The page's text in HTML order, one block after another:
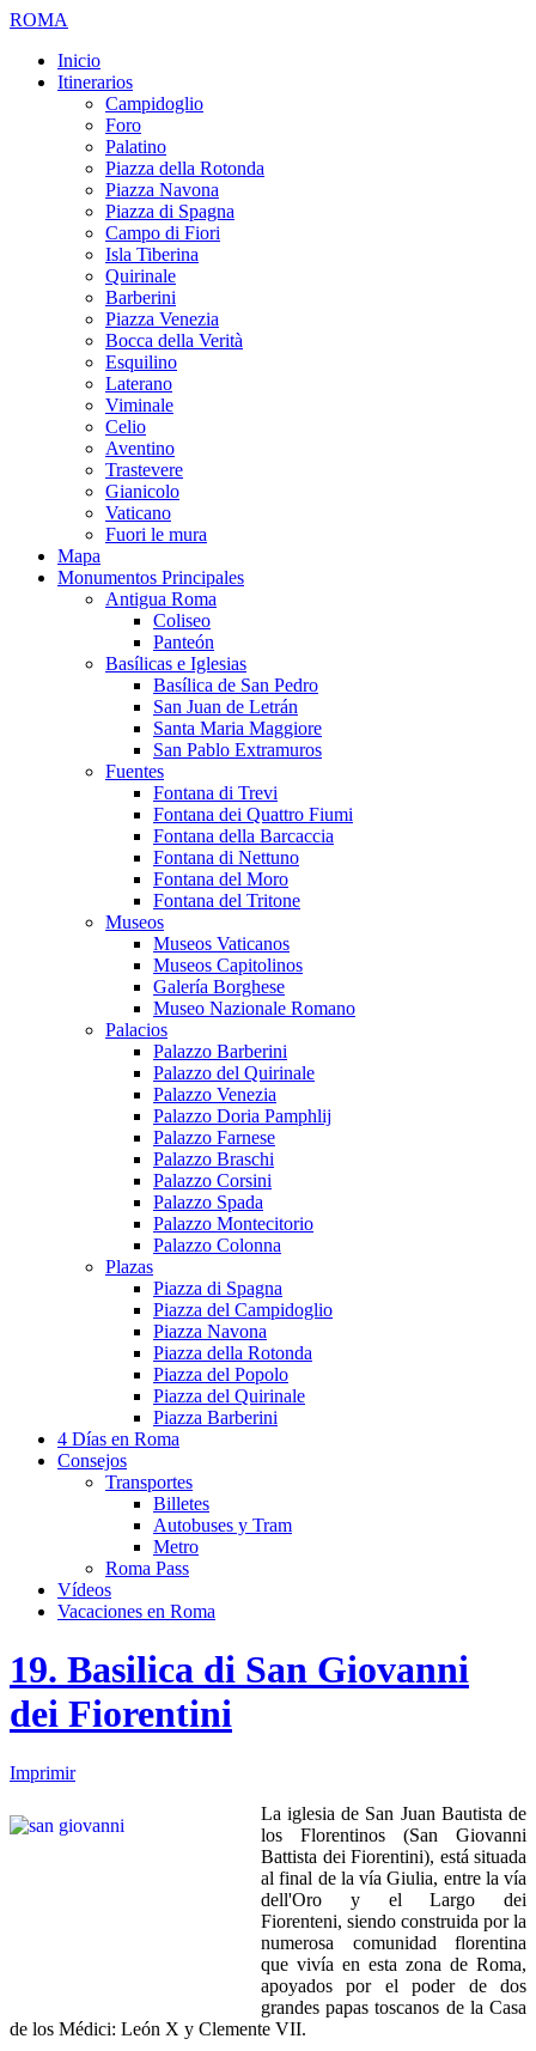
ROMA
Inicio
Itinerarios
Campidoglio
Foro
Palatino
Piazza della Rotonda
Piazza Navona
Piazza di Spagna
Campo di Fiori
Isla Tiberina
Quirinale
Barberini
Piazza Venezia
Bocca della Verità
Esquilino
Laterano
Viminale
Celio
Aventino
Trastevere
Gianicolo
Vaticano
Fuori le mura
Mapa
Monumentos Principales
Antigua Roma
Coliseo
Panteón
Basílicas e Iglesias
Basílica de San Pedro
San Juan de Letrán
Santa Maria Maggiore
San Pablo Extramuros
Fuentes
Fontana di Trevi
Fontana dei Quattro Fiumi
Fontana della Barcaccia
Fontana di Nettuno
Fontana del Moro
Fontana del Tritone
Museos
Museos Vaticanos
Museos Capitolinos
Galería Borghese
Museo Nazionale Romano
Palacios
Palazzo Barberini
Palazzo del Quirinale
Palazzo Venezia
Palazzo Doria Pamphlij
Palazzo Farnese
Palazzo Braschi
Palazzo Corsini
Palazzo Spada
Palazzo Montecitorio
Palazzo Colonna
Plazas
Piazza di Spagna
Piazza del Campidoglio
Piazza Navona
Piazza della Rotonda
Piazza del Popolo
Piazza del Quirinale
Piazza Barberini
4 Días en Roma
Consejos
Transportes
Billetes
Autobuses y Tram
Metro
Roma Pass
Vídeos
Vacaciones en Roma
19. Basilica di San Giovanni
dei Fiorentini
Imprimir
La iglesia de San Juan Bautista de
los Florentinos (San Giovanni
Battista dei Fiorentini), está situada
al final de la vía Giulia, entre la vía
dell'Oro y el Largo dei
Fiorenteni, siendo construida por la
numerosa comunidad florentina
que vivía en esta zona de Roma,
apoyados por el poder de dos
grandes papas toscanos de la Casa
de los Médici: León X y Clemente VII.